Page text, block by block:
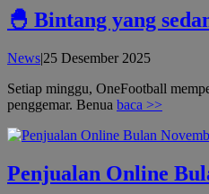
🐣 Bintang yang
News|25 Desember 2025oleh
Setiap minggu, OneFootball
penggemar. Benua baca >>
Penjualan Online